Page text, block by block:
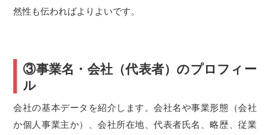
然性も伝わればよりよいです。
③事業名・会社（代表者）のプロフィー
ル
会社の基本データを紹介します。会社名や事業形態（会社
か個人事業主か）、会社所在地、代表者氏名、略歴、従業